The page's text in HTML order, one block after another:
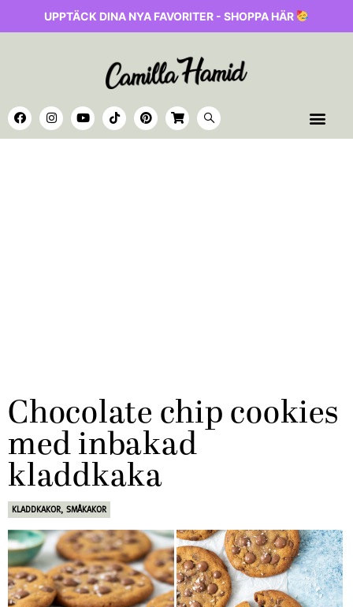
UPPTÄCK DINA NYA FAVORITER - SHOPPA HÄR
Chocolate chip cookies
med inbakad
kladdkaka
KLADDKAKOR, SMÅKAKOR